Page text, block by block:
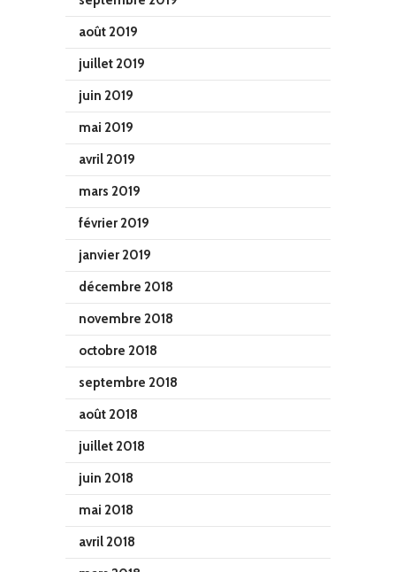
août 2019
juillet 2019
juin 2019
mai 2019
avril 2019
mars 2019
février 2019
janvier 2019
décembre 2018
novembre 2018
octobre 2018
septembre 2018
août 2018
juillet 2018
juin 2018
mai 2018
avril 2018